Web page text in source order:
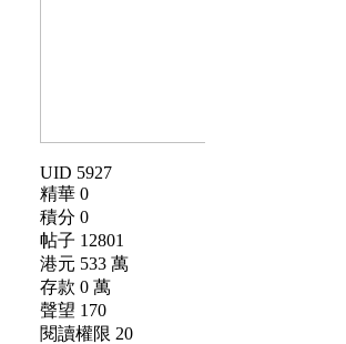
UID 5927
精華 0
積分 0
帖子 12801
港元 533 萬
存款 0 萬
聲望 170
閱讀權限 20